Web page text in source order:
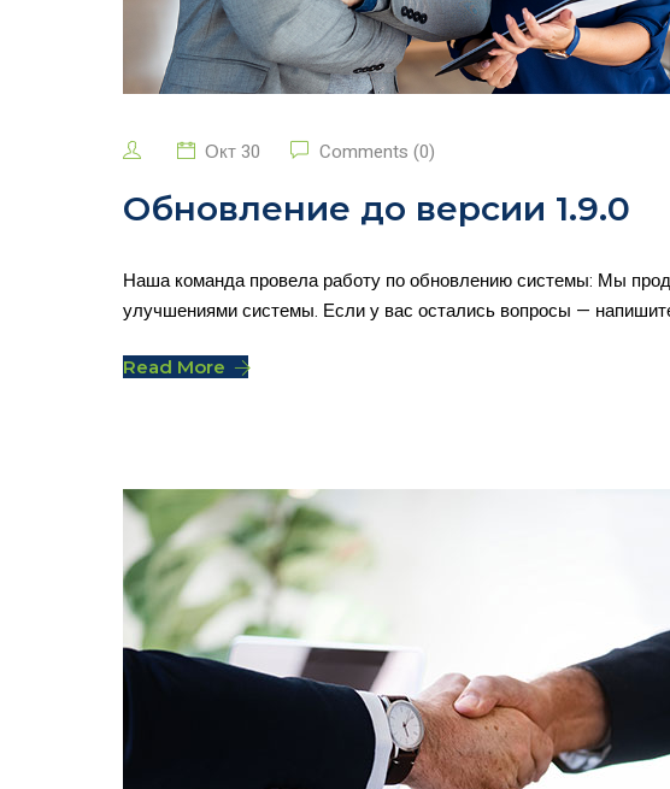
Окт 30 Comments (0)
Обновление до версии 1.9.0
Наша команда провела работу по обновлению системы: Мы
улучшениями системы. Если у вас остались вопросы —
Read More